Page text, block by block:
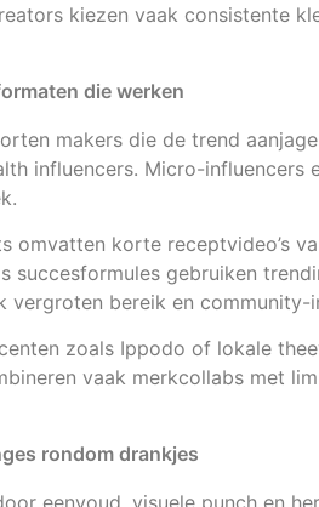
kiezen vaak consistente
die werken
makers die de trend
influencers. Micro-
omvatten korte receptvideo’s
succesformules gebruiken
vergroten bereik en community-
zoals Ippodo of lokale
vaak merkcollabs met
rondom drankjes
eenvoud, visuele punch en